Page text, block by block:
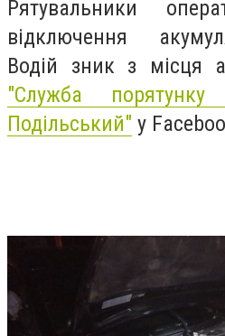
Рятувальники
відключення
Водій зник з місця
"Служба
Подільський" у